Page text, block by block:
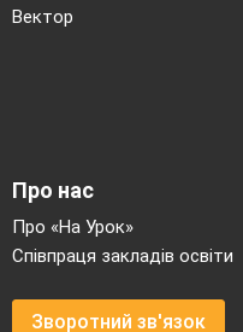
Вектор
Про нас
Про «На Урок»
Співпраця закладів освіти
Зворотний зв'язок